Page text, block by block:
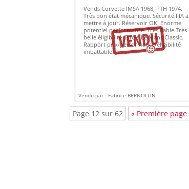
Vends Corvette IMSA 1968, PTH 1974.
Très bon état mécanique. Sécurité FIA a
mettre à jour. Réservoir OK. Enorme
potentiel performance. Très fiable.Très
belle éligibilité. 2 fois Le Mans Classic.
Rapport prix/performance/éligibilité
imbattable.
Vendu par : Fabrice BERNOLLIN
Page 12 sur 62 « Première page